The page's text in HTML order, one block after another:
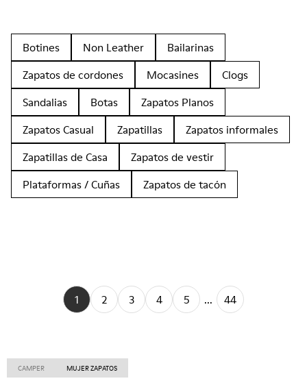
Botines Non Leather
Bailarinas
Zapatos de cordones
Mocasines
Clogs
Sandalias
Botas
Zapatos Planos
Zapatos Casual
Zapatillas
Zapatos informales
Zapatillas de Casa
Zapatos de vestir
Plataformas / Cuñas
Zapatos de tacón
1 2 3 4 5 ... 44
CAMPER MUJER ZAPATOS